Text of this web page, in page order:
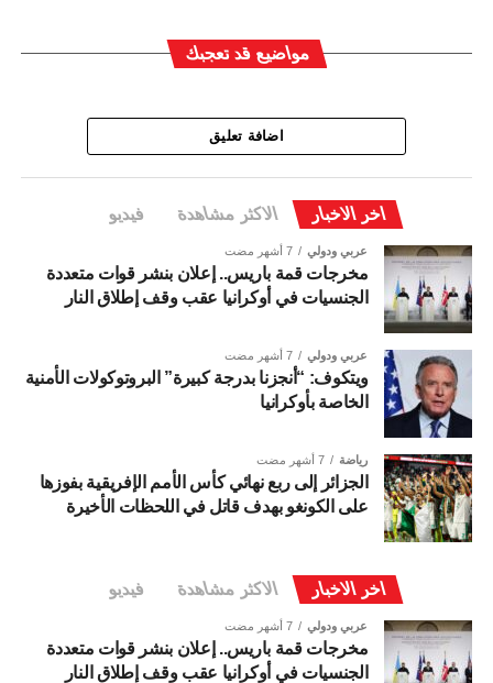
مواضيع قد تعجبك
اضافة تعليق
اخر الاخبار الاكثر مشاهدة فيديو
عربي ودولي 7 أشهر مضت
مخرجات قمة باريس.. إعلان بنشر قوات متعددة
الجنسيات في أوكرانيا عقب وقف إطلاق النار
عربي ودولي 7 أشهر مضت
ويتكوف: “أنجزنا بدرجة كبيرة” البروتوكولات الأمنية
الخاصة بأوكرانيا
رياضة 7 أشهر مضت
الجزائر إلى ربع نهائي كأس الأمم الإفريقية بفوزها
على الكونغو بهدف قاتل في اللحظات الأخيرة
اخر الاخبار الاكثر مشاهدة فيديو
عربي ودولي 7 أشهر مضت
مخرجات قمة باريس.. إعلان بنشر قوات متعددة
الجنسيات في أوكرانيا عقب وقف إطلاق النار